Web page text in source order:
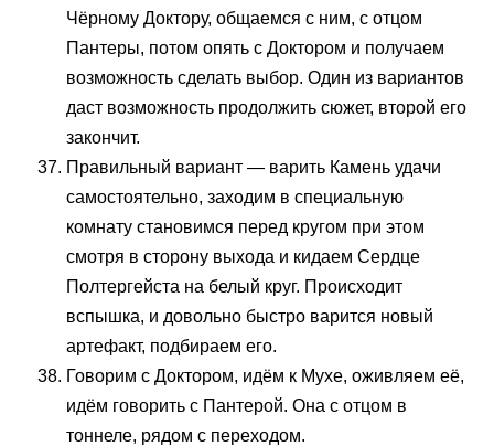
Чёрному Доктору, общаемся с ним, с отцом
Пантеры, потом опять с Доктором и получаем
возможность сделать выбор. Один из вариантов
даст возможность продолжить сюжет, второй его
закончит.
Правильный вариант — варить Камень удачи
самостоятельно, заходим в специальную
комнату становимся перед кругом при этом
смотря в сторону выхода и кидаем Сердце
Полтергейста на белый круг. Происходит
вспышка, и довольно быстро варится новый
артефакт, подбираем его.
Говорим с Доктором, идём к Мухе, оживляем её,
идём говорить с Пантерой. Она с отцом в
тоннеле, рядом с переходом.